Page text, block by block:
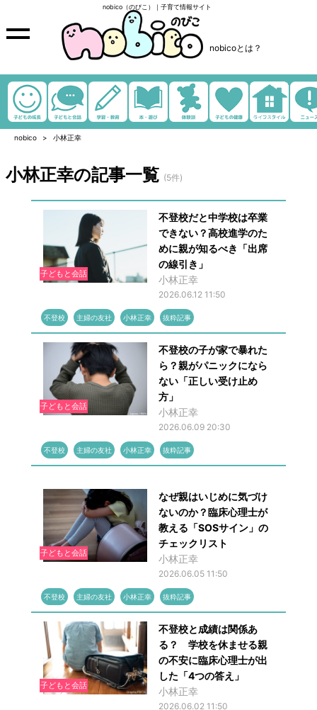
nobico（のびこ）｜子育て情報サイト
nobicoとは？
nobico 小林正幸
小林正幸の記事一覧 (5件)
子どもと会話
不登校だと中学校は卒業
できない？高校進学のた
めに親が知るべき「出席
の線引き」
小林正幸
2026.06.12 11:50
不登校 主婦の友社 小林正幸 抜粋記事
子どもと会話
不登校の子が家で暴れた
ら？親がパニックになら
ない「正しい受け止め
方」
小林正幸
2026.06.09 20:30
不登校 主婦の友社 小林正幸 抜粋記事
子どもと会話
なぜ親はいじめに気づけ
ないのか？臨床心理士が
教える「SOSサイン」の
チェックリスト
小林正幸
2026.06.05 11:50
不登校 主婦の友社 小林正幸 抜粋記事
子どもと会話
不登校と成績は関係あ
る？ 学校を休ませる親
の不安に臨床心理士が出
した「4つの答え」
小林正幸
2026.06.02 11:50